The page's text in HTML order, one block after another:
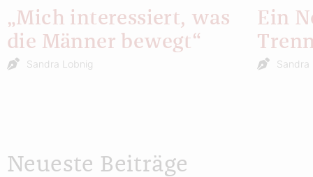
„Mich interessiert, was
die Männer bewegt“
Sandra Lobnig
Ein
Sandra
Neueste Beiträge